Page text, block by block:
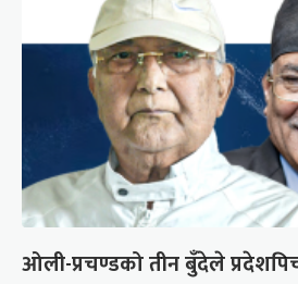
ओली-प्रचण्डको तीन बुँदेले